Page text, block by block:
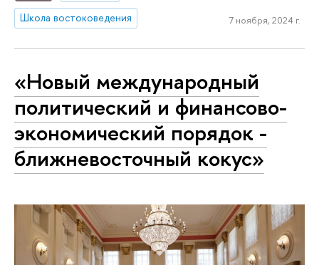
Школа востоковедения
7 ноября, 2024 г.
«Новый международный
политический и финансово-
экономический порядок -
ближневосточный кокус»